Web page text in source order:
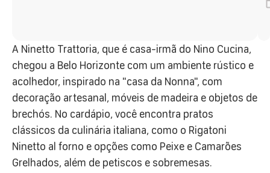
A Ninetto Trattoria, que é casa-irmã do Nino Cucina,
chegou a Belo Horizonte com um ambiente rústico e
acolhedor, inspirado na "casa da Nonna", com
decoração artesanal, móveis de madeira e objetos de
brechós. No cardápio, você encontra pratos
clássicos da culinária italiana, como o Rigatoni
Ninetto al forno e opções como Peixe e Camarões
Grelhados, além de petiscos e sobremesas.